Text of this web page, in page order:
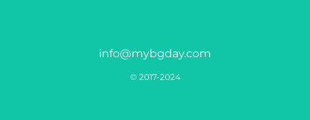
info@mybgday.com
© 2017-2024